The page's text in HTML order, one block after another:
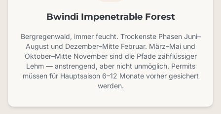
Bwindi Impenetrable Forest
Bergregenwald, immer feucht. Trockenste Phasen Juni–
August und Dezember–Mitte Februar. März–Mai und
Oktober–Mitte November sind die Pfade zähflüssiger
Lehm — anstrengend, aber nicht unmöglich. Permits
müssen für Hauptsaison 6–12 Monate vorher gesichert
werden.